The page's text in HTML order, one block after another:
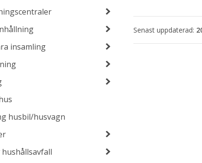
insamling
husbil/husvagn
Senast uppdaterad: